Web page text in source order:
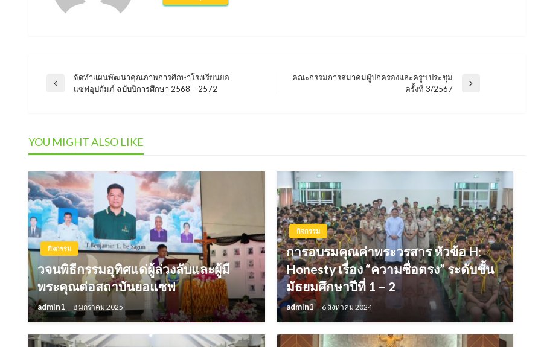
แนะแนว
Previous
จัดทำแผนพัฒนาคุณภาพการศึกษาโรงเรียนยอ
แซฟอุปถัมภ์ ฉบับปีการศึกษา 2568 – 2572
คณะกรรมการสมาคมผู้ปกครองและครูฯ ประชุม
ครั้งที่ 3/2567
YOU MIGHT ALSO LIKE
กิจกรรม
วจนพิธีกรรมอุทิศแด่ผู้ล่วงลับและผู้มี
พระคุณต่อสถาบันยอแซฟ
admin1 8 มกราคม 2025
กิจกรรม
การอบรมคุณค่าพระวรสาร หัวข้อ H:
Honesty เรื่อง “ความซื่อตรง” ระดับชั้น
มัธยมศึกษาปีที่ 1 – 2
admin1 6 สิงหาคม 2024